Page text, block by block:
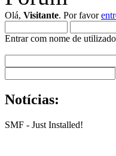
Olá, Visitante. Por favor
Entrar com nome de
Notícias:
SMF - Just Installed!